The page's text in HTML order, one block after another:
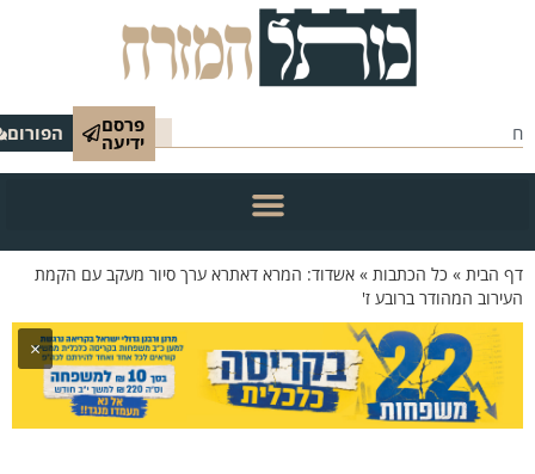
פרסם
ידיעה הפורום
הבית»כל הכתבות»אשדוד: המרא דאתרא ערך סיור מעקב עם הקמת
המהודר ברובע ז'
×